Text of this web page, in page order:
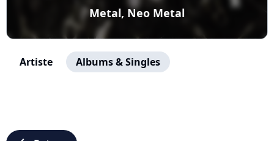
Metal, Neo Metal
Artiste Albums & Singles